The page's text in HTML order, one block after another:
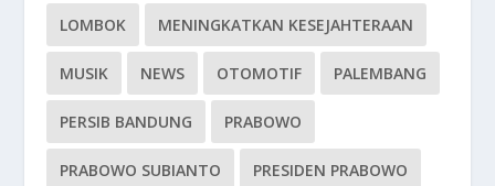
LOMBOK MENINGKATKAN KESEJAHTERAAN
MUSIK NEWS OTOMOTIF PALEMBANG
PERSIB BANDUNG PRABOWO
PRABOWO SUBIANTO PRESIDEN PRABOWO